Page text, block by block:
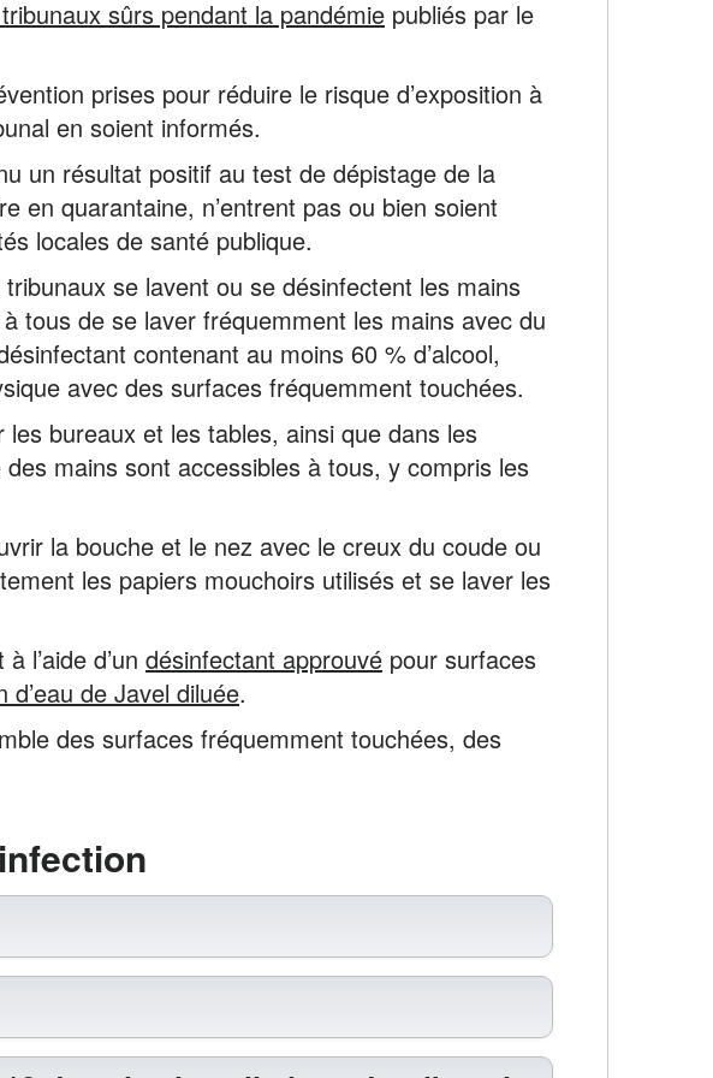
sûrs pendant la pandémie publiés par le
prises pour réduire le risque d’exposition à
en soient informés.
un résultat positif au test de dépistage de la
en quarantaine, n’entrent pas ou bien soient
locales de santé publique.
se lavent ou se désinfectent les mains
tous de se laver fréquemment les mains avec du
contenant au moins 60 % d’alcool,
avec des surfaces fréquemment touchées.
bureaux et les tables, ainsi que dans les
mains sont accessibles à tous, y compris les
la bouche et le nez avec le creux du coude ou
les papiers mouchoirs utilisés et se laver les
l’aide d’un désinfectant approuvé pour surfaces
d’eau de Javel diluée.
des surfaces fréquemment touchées, des